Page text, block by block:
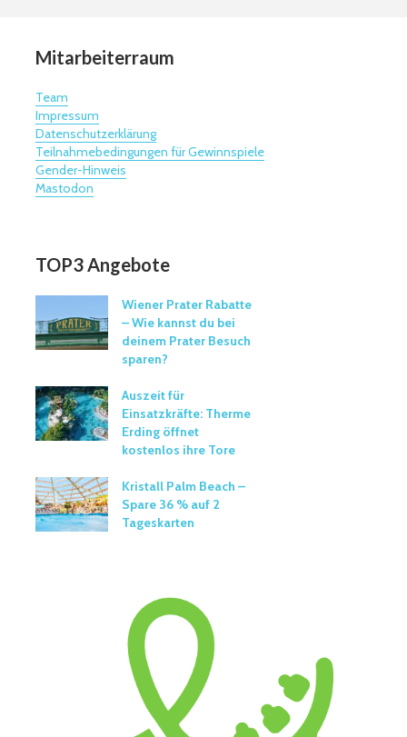
Mitarbeiterraum
Team
Impressum
Datenschutzerklärung
Teilnahmebedingungen für Gewinnspiele
Gender-Hinweis
Mastodon
TOP3 Angebote
Wiener Prater Rabatte
– Wie kannst du bei
deinem Prater Besuch
sparen?
Auszeit für
Einsatzkräfte: Therme
Erding öffnet
kostenlos ihre Tore
Kristall Palm Beach –
Spare 36 % auf 2
Tageskarten